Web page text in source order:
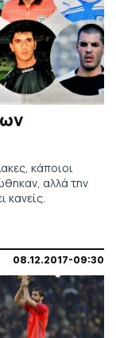
κάποιοι
αλλά την
κανείς.
08.12.2017-09:30